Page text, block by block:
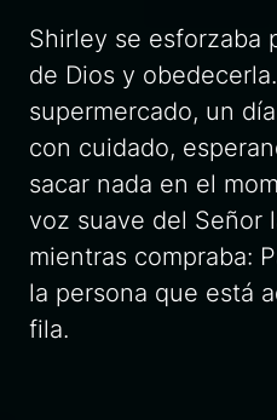
Shirley se esforzaba
de Dios y
supermercado, un
con cuidado,
sacar nada en el
voz suave del Señor
mientras compraba:
la persona que está
fila.